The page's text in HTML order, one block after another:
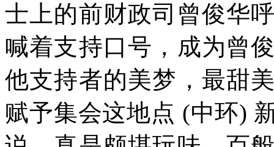
士上的前财政司曾俊华
喊着支持口号，成为曾
他支持者的美梦，最甜
赋予集会这地点 (中环)